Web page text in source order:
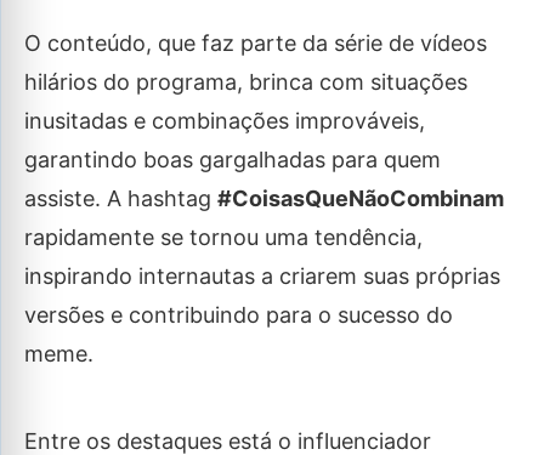
O conteúdo, que faz parte da série de vídeos
hilários do programa, brinca com situações
inusitadas e combinações improváveis,
garantindo boas gargalhadas para quem
assiste. A hashtag #CoisasQueNãoCombinam
rapidamente se tornou uma tendência,
inspirando internautas a criarem suas próprias
versões e contribuindo para o sucesso do
meme.
Entre os destaques está o influenciador